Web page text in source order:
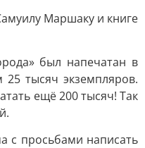
Маршаку и книге
был напечатан в
25 тысяч экземпляров.
ещё 200 тысяч! Так
с просьбами написать